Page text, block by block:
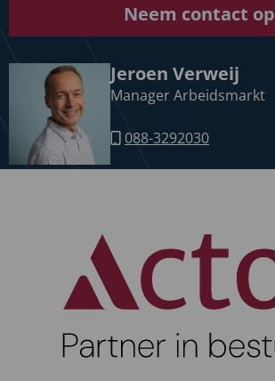
Neem contact op
Jeroen Verweij
Manager Arbeidsmarkt
088-3292030